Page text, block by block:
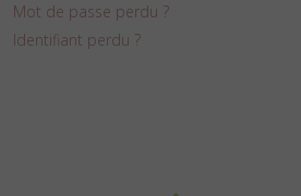
Mot de passe perdu ?
Identifiant perdu ?